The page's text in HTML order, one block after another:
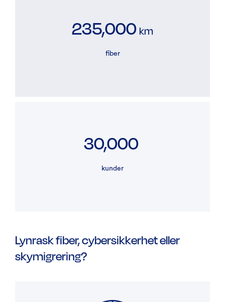
235,000km
fiber
30,000
kunder
Lynrask fiber, cybersikkerhet eller
skymigrering?